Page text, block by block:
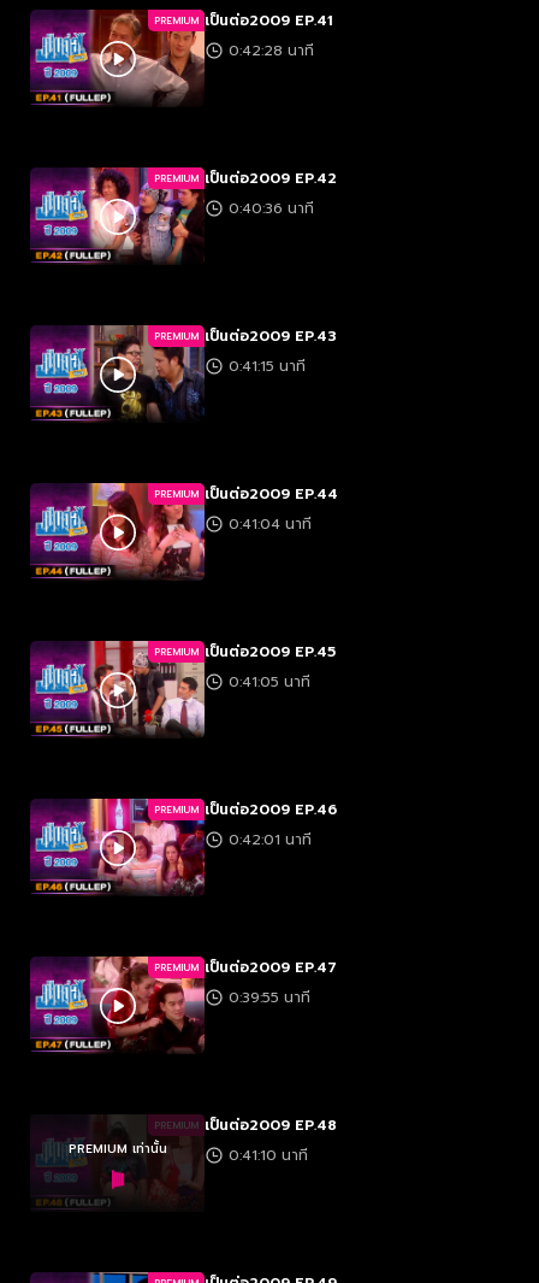
PREMIUM เป็นต่อ2009 EP.41
0:42:28 นาที
PREMIUM เป็นต่อ2009 EP.42
0:40:36 นาที
PREMIUM เป็นต่อ2009 EP.43
0:41:15 นาที
PREMIUM เป็นต่อ2009 EP.44
0:41:04 นาที
PREMIUM เป็นต่อ2009 EP.45
0:41:05 นาที
PREMIUM เป็นต่อ2009 EP.46
0:42:01 นาที
PREMIUM เป็นต่อ2009 EP.47
0:39:55 นาที
PREMIUM
PREMIUM เท่านั้น
เป็นต่อ2009 EP.48
0:41:10 นาที